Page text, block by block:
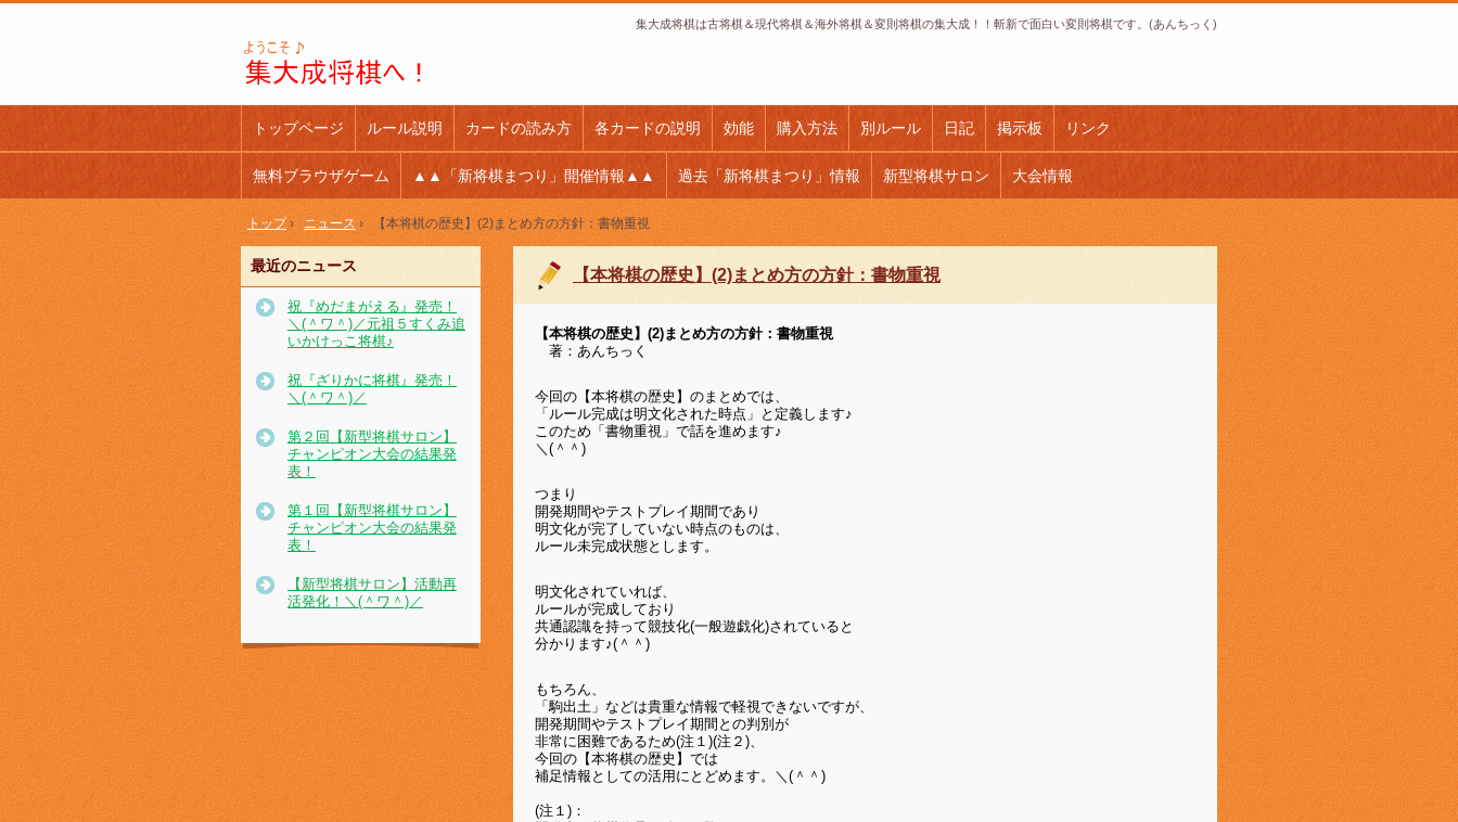
集大成将棋は古将棋＆現代将棋＆海外将棋＆変則将棋の集大成！！斬新で面白い変則将棋です。(あんちっく)
トップページ ルール説明 カードの読み方 各カードの説明 効能 購入方法 別ルール 日記 掲示板 リンク
無料ブラウザゲーム ▲▲「新将棋まつり」開催情報▲▲ 過去「新将棋まつり」情報 新型将棋サロン 大会情報
トップ› ニュース› 【本将棋の歴史】(2)まとめ方の方針：書物重視
【本将棋の歴史】(2)まとめ方の方針：書物重視
【本将棋の歴史】(2)まとめ方の方針：書物重視
著：あんちっく
今回の【本将棋の歴史】のまとめでは、
「ルール完成は明文化された時点」と定義します♪
このため「書物重視」で話を進めます♪
＼(＾＾)
つまり
開発期間やテストプレイ期間であり
明文化が完了していない時点のものは、
ルール未完成状態とします。
明文化されていれば、
ルールが完成しており
共通認識を持って競技化(一般遊戯化)されていると
分かります♪(＾＾)
もちろん、
「駒出土」などは貴重な情報で軽視できないですが、
開発期間やテストプレイ期間との判別が
非常に困難であるため(注１)(注２)、
今回の【本将棋の歴史】では
補足情報としての活用にとどめます。＼(＾＾)
(注１)：
最近のニュース
祝『めだまがえる』発売！
＼(＾ワ＾)／元祖５すくみ追
いかけっこ将棋♪
祝『ざりかに将棋』発売！
＼(＾ワ＾)／
第２回【新型将棋サロン】
チャンピオン大会の結果発
表！
第１回【新型将棋サロン】
チャンピオン大会の結果発
表！
【新型将棋サロン】活動再
活発化！＼(＾ワ＾)／